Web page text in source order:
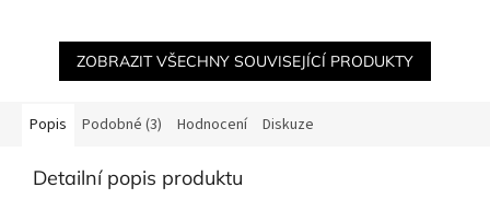
ZOBRAZIT VŠECHNY SOUVISEJÍCÍ PRODUKTY
Popis Podobné (3) Hodnocení Diskuze
Detailní popis produktu